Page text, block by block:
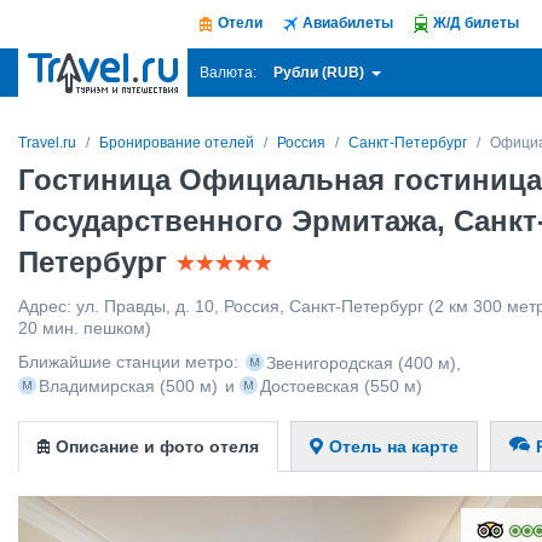
Отели Авиабилеты Ж/Д билеты
Валюта: Рубли (RUB)
Travel.ru Бронирование отелей Россия Санкт-Петербург
Гостиница Официальная гостиница
Государственного Эрмитажа,
Петербург
Адрес: ул. Правды, д. 10 Россия Санкт-Петербург (2 км 300
20 мин. пешком)
Ближайшие станции метро:
Звенигородская (400 м)
Владимирская (500 м) и Достоевская (550 м)
Описание и фото отеля Отель на карте